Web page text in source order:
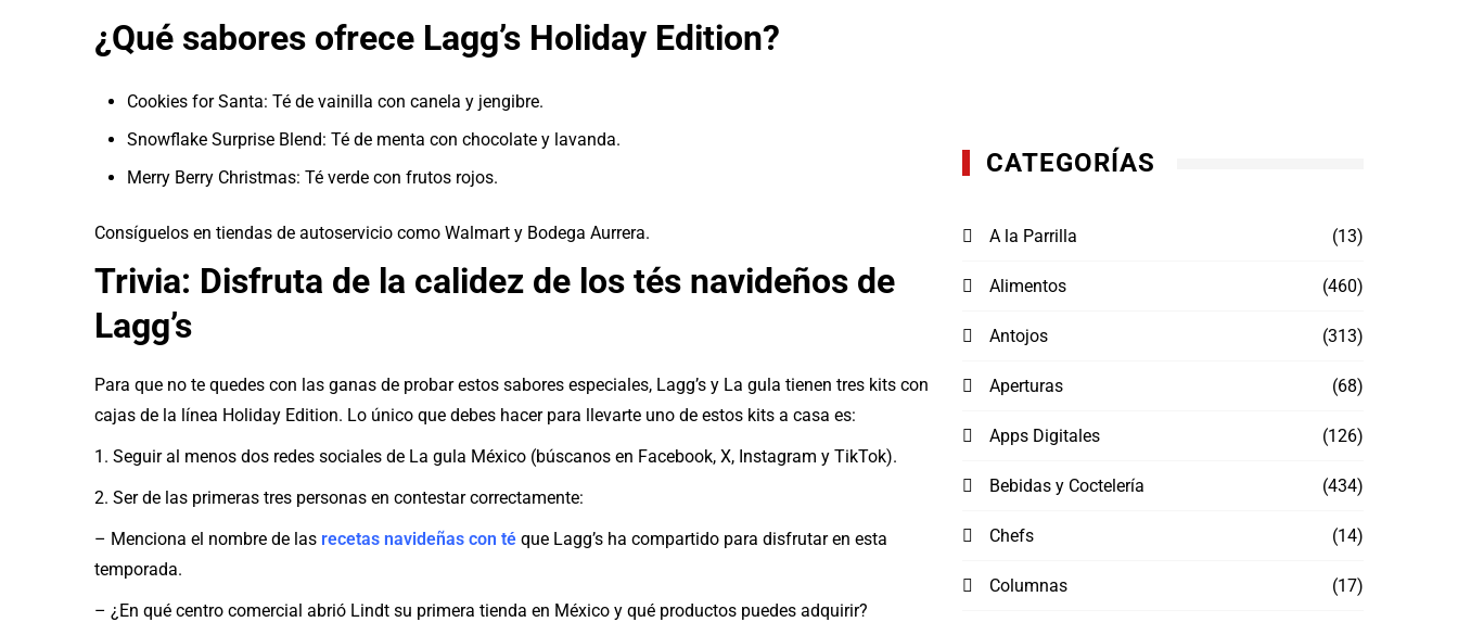
¿Qué sabores ofrece Lagg’s Holiday Edition?
Cookies for Santa: Té de vainilla con canela y jengibre.
Snowflake Surprise Blend: Té de menta con chocolate y lavanda.
Merry Berry Christmas: Té verde con frutos rojos.
Consíguelos en tiendas de autoservicio como Walmart y Bodega Aurrera.
Trivia: Disfruta de la calidez de los tés navideños de
Lagg’s
Para que no te quedes con las ganas de probar estos sabores especiales, Lagg’s y La gula tienen tres kits con
cajas de la línea Holiday Edition. Lo único que debes hacer para llevarte uno de estos kits a casa es:
1. Seguir al menos dos redes sociales de La gula México (búscanos en Facebook, X, Instagram y TikTok).
2. Ser de las primeras tres personas en contestar correctamente:
– Menciona el nombre de las recetas navideñas con té que Lagg’s ha compartido para disfrutar en esta
temporada.
– ¿En qué centro comercial abrió Lindt su primera tienda en México y qué productos puedes adquirir?
CATEGORÍAS
A la Parrilla (13)
Alimentos (460)
Antojos (313)
Aperturas (68)
Apps Digitales (126)
Bebidas y Coctelería (434)
Chefs (14)
Columnas (17)